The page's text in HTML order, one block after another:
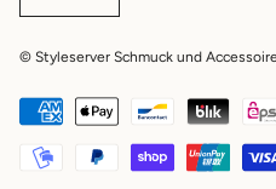
© Styleserver Schmuck und